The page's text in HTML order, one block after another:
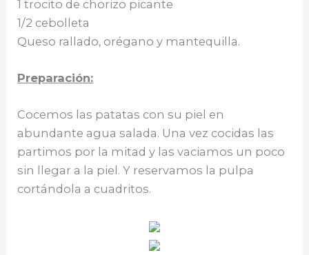
1 trocito de chorizo picante
1/2 cebolleta
Queso rallado, orégano y mantequilla.
Preparación:
Cocemos las patatas con su piel en
abundante agua salada. Una vez cocidas las
partimos por la mitad y las vaciamos un poco
sin llegar a la piel. Y reservamos la pulpa
cortándola a cuadritos.